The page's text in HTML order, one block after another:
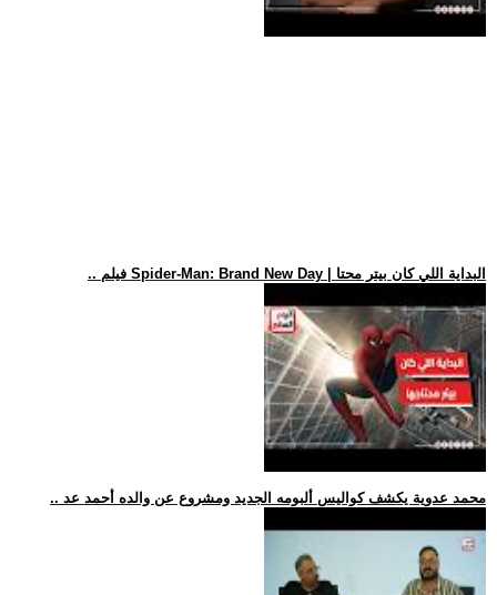
.. فيلم Spider-Man: Brand New Day | البداية اللي كان بيتر محتا
.. محمد عدوية يكشف كواليس ألبومه الجديد ومشروع عن والده أحمد عد